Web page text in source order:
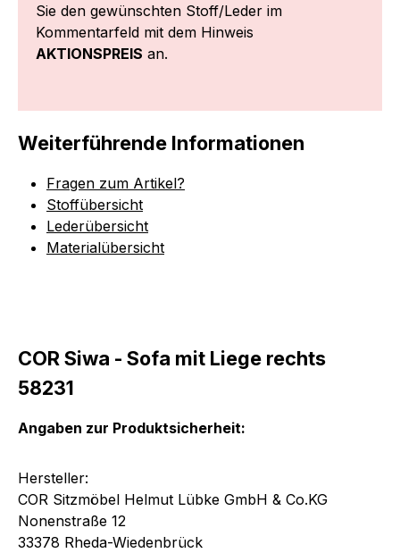
Sie den gewünschten Stoff/Leder im
Kommentarfeld mit dem Hinweis
AKTIONSPREIS an.
Weiterführende Informationen
Fragen zum Artikel?
Stoffübersicht
Lederübersicht
Materialübersicht
COR Siwa - Sofa mit Liege rechts
58231
Angaben zur Produktsicherheit:
Hersteller:
COR Sitzmöbel Helmut Lübke GmbH & Co.KG
Nonenstraße 12
33378 Rheda-Wiedenbrück